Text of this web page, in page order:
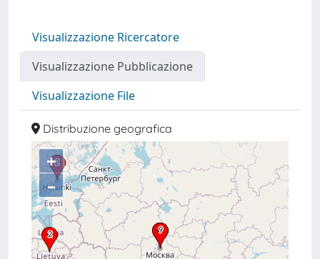
Visualizzazione Ricercatore
Visualizzazione Pubblicazione
Visualizzazione File
Distribuzione geografica
+
–